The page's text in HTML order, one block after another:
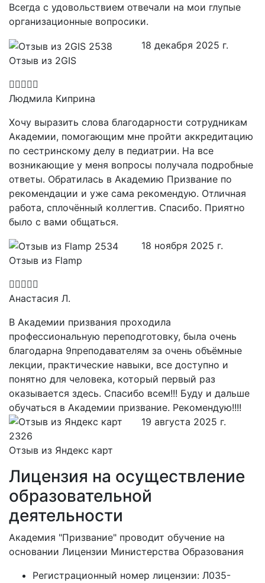
Всегда с удовольствием отвечали на мои глупые
организационные вопросики.
Отзыв из 2GIS
18 декабря 2025 г.
Людмила Киприна
Хочу выразить слова благодарности сотрудникам
Академии, помогающим мне пройти аккредитацию
по сестринскому делу в педиатрии. На все
возникающие у меня вопросы получала подробные
ответы. Обратилась в Академию Призвание по
рекомендации и уже сама рекомендую. Отличная
работа, сплочённый коллегтив. Спасибо. Приятно
было с вами общаться.
Отзыв из Flamp
18 ноября 2025 г.
Анастасия Л.
В Академии призвания проходила
профессиональную переподготовку, была очень
благодарна 9преподавателям за очень объёмные
лекции, практические навыки, все доступно и
понятно для человека, который первый раз
оказывается здесь. Спасибо всем!!! Буду и дальше
обучаться в Академии призвание. Рекомендую!!!!
Отзыв из Яндекс карт
19 августа 2025 г.
Лицензия на осуществление
образовательной
деятельности
Академия "Призвание" проводит обучение на
основании Лицензии Министерства Образования
Регистрационный номер лицензии: Л035-